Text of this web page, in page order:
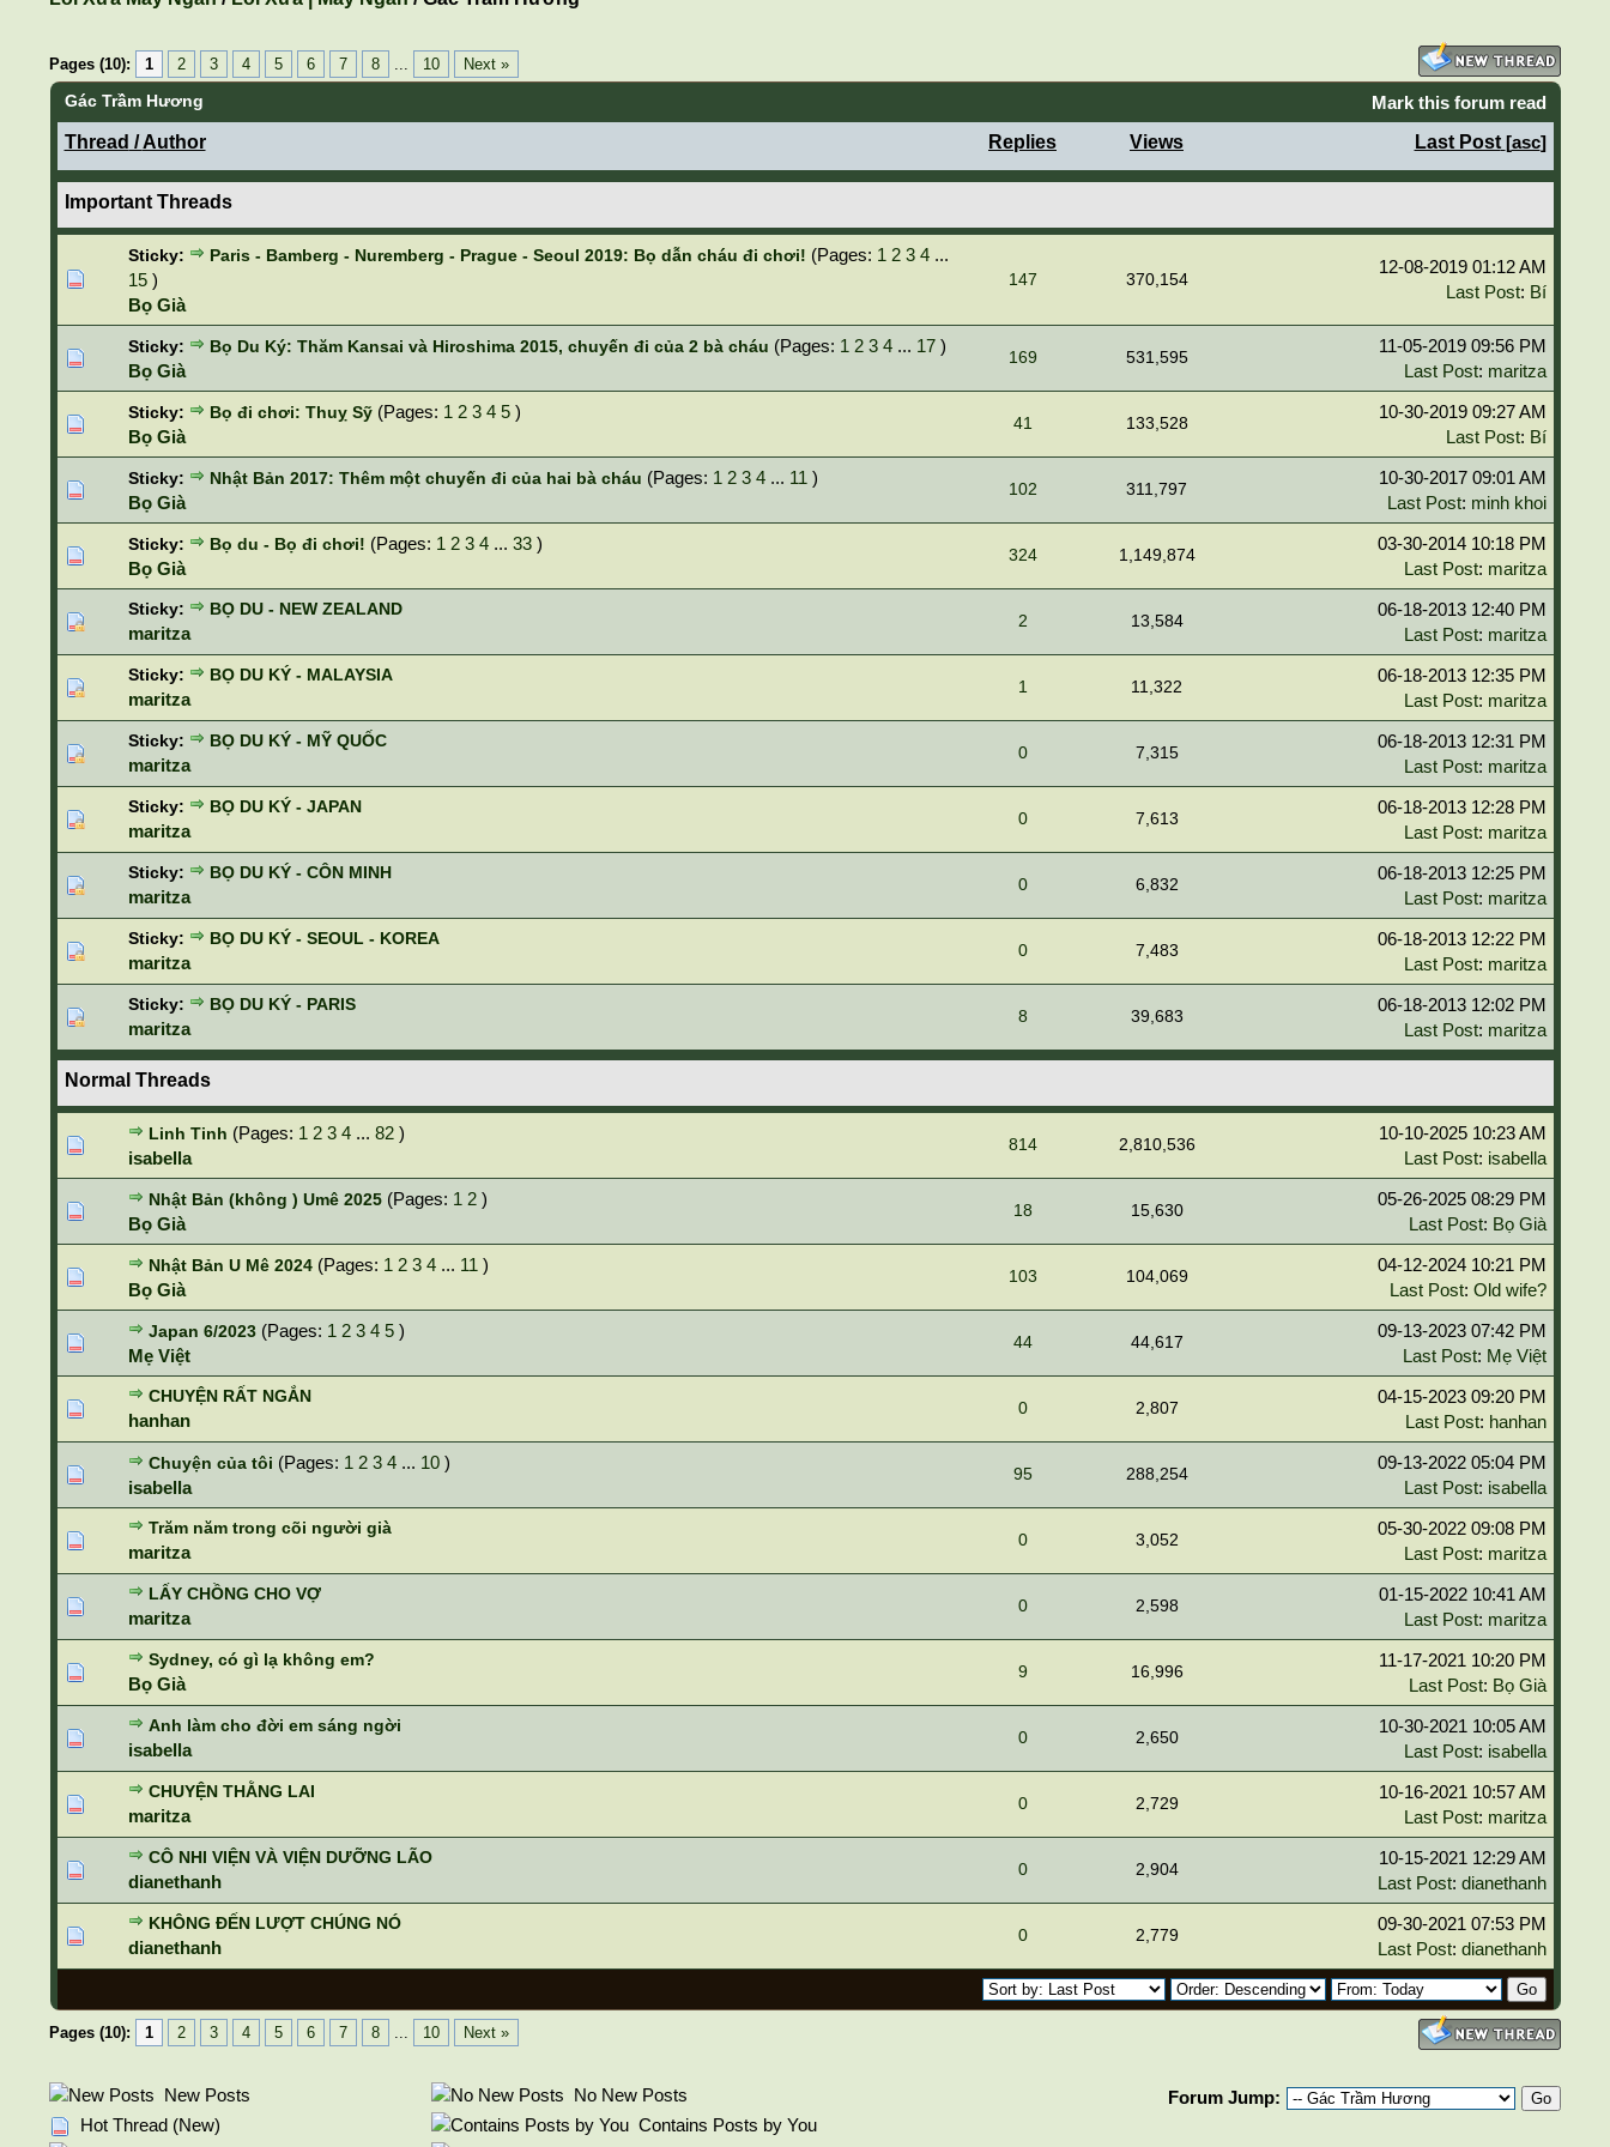
Pages (10): 1 2 3 4 5 6 7 8 ... 10 Next »
Mark this forum read
Gác Trầm Hương
Thread /Author Replies Views Last Post [asc]
Important Threads
Sticky: Paris - Bamberg - Nuremberg - Prague - Seoul 2019: Bọ dẫn cháu đi chơi! (Pages: 1 2 3 4...
15)
Bọ Già
147 370,154
12-08-2019 01:12 AM
Last Post: Bí
Sticky: Bọ Du Ký: Thăm Kansai và Hiroshima 2015, chuyến đi của 2 bà cháu (Pages: 1 2 3 4... 17)
Bọ Già
169 531,595
11-05-2019 09:56 PM
Last Post: maritza
Sticky: Bọ đi chơi: Thuỵ Sỹ (Pages: 1 2 3 4 5)
Bọ Già
41 133,528
10-30-2019 09:27 AM
Last Post: Bí
Sticky: Nhật Bản 2017: Thêm một chuyến đi của hai bà cháu (Pages: 1 2 3 4... 11 )
Bọ Già
102 311,797
10-30-2017 09:01 AM
Last Post: minh khoi
Sticky: Bọ du - Bọ đi chơi! (Pages: 1 2 3 4... 33)
Bọ Già
324 1,149,874
03-30-2014 10:18 PM
Last Post: maritza
Sticky: BỌ DU - NEW ZEALAND
maritza
2 13,584
06-18-2013 12:40 PM
Last Post: maritza
Sticky: BỌ DU KÝ - MALAYSIA
maritza
1 11,322
06-18-2013 12:35 PM
Last Post: maritza
Sticky: BỌ DU KÝ - MỸ QUỐC
maritza
0 7,315
06-18-2013 12:31 PM
Last Post: maritza
Sticky: BỌ DU KÝ - JAPAN
maritza
0 7,613
06-18-2013 12:28 PM
Last Post: maritza
Sticky: BỌ DU KÝ - CÔN MINH
maritza
0 6,832
06-18-2013 12:25 PM
Last Post: maritza
Sticky: BỌ DU KÝ - SEOUL - KOREA
maritza
0 7,483
06-18-2013 12:22 PM
Last Post: maritza
Sticky: BỌ DU KÝ - PARIS
maritza
8 39,683
06-18-2013 12:02 PM
Last Post: maritza
Normal Threads
Linh Tinh (Pages: 1 2 3 4... 82)
isabella
814 2,810,536
10-10-2025 10:23 AM
Last Post: isabella
Nhật Bản (không ) Umê 2025 (Pages: 1 2)
Bọ Già
18 15,630
05-26-2025 08:29 PM
Last Post: Bọ Già
Nhật Bản U Mê 2024 (Pages: 1 2 3 4... 11 )
Bọ Già
103 104,069
04-12-2024 10:21 PM
Last Post: Old wife?
Japan 6/2023 (Pages: 1 2 3 4 5)
Mẹ Việt
44 44,617
09-13-2023 07:42 PM
Last Post: Mẹ Việt
CHUYỆN RẤT NGẮN
hanhan
0 2,807
04-15-2023 09:20 PM
Last Post: hanhan
Chuyện của tôi (Pages: 1 2 3 4... 10)
isabella
95 288,254
09-13-2022 05:04 PM
Last Post: isabella
Trăm năm trong cõi người già
maritza
0 3,052
05-30-2022 09:08 PM
Last Post: maritza
LẤY CHỒNG CHO VỢ
maritza
0 2,598
01-15-2022 10:41 AM
Last Post: maritza
Sydney, có gì lạ không em?
Bọ Già
9 16,996
11-17-2021 10:20 PM
Last Post: Bọ Già
Anh làm cho đời em sáng ngời
isabella
0 2,650
10-30-2021 10:05 AM
Last Post: isabella
CHUYỆN THẰNG LAI
maritza
0 2,729
10-16-2021 10:57 AM
Last Post: maritza
CÔ NHI VIỆN VÀ VIỆN DƯỠNG LÃO
dianethanh
0 2,904
10-15-2021 12:29 AM
Last Post: dianethanh
KHÔNG ĐẾN LƯỢT CHÚNG NÓ
dianethanh
0 2,779
09-30-2021 07:53 PM
Last Post: dianethanh
Pages (10): 1 2 3 4 5 6 7 8 ... 10 Next »
New Posts
Hot Thread (New)
No New Posts
Contains Posts by You
Forum Jump: